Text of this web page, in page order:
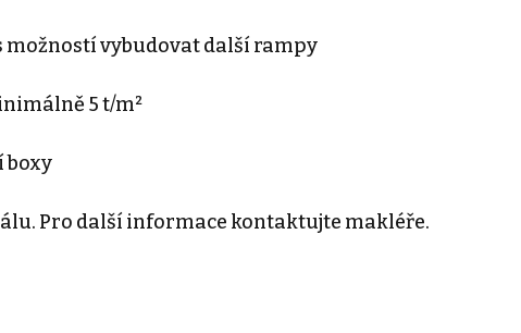
vybudovat další rampy
5 t/m²
boxy
Pro další informace kontaktujte makléře.